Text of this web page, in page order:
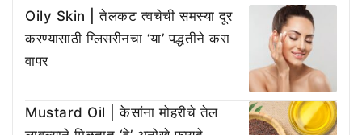
Oily Skin | तेलकट त्वचेची समस्या दूर
करण्यासाठी ग्लिसरीनचा ‘या’ पद्धतीने करा
वापर
Mustard Oil | केसांना मोहरीचे तेल